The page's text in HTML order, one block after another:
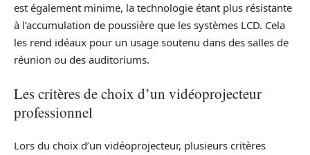
est également minime, la technologie étant plus résistante
à l’accumulation de poussière que les systèmes LCD. Cela
les rend idéaux pour un usage soutenu dans des salles de
réunion ou des auditoriums.
Les critères de choix d’un vidéoprojecteur
professionnel
Lors du choix d’un vidéoprojecteur, plusieurs critères